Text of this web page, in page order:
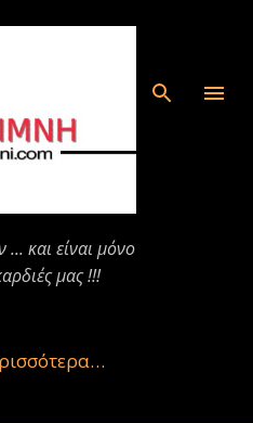
περιεχόμενο
και είναι μόνο
μας !!!